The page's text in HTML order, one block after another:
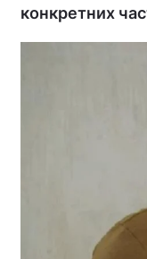
конкретних